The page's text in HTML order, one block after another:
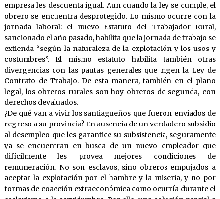
empresa les descuenta igual. Aun cuando la ley se cumple, el
obrero se encuentra desprotegido. Lo mismo ocurre con la
jornada laboral: el nuevo Estatuto del Trabajador Rural,
sancionado el año pasado, habilita que la jornada de trabajo se
extienda “según la naturaleza de la explotación y los usos y
costumbres”. El mismo estatuto habilita también otras
divergencias con las pautas generales que rigen la Ley de
Contrato de Trabajo. De esta manera, también en el plano
legal, los obreros rurales son hoy obreros de segunda, con
derechos devaluados.
¿De qué van a vivir los santiagueños que fueron enviados de
regreso a su provincia? En ausencia de un verdadero subsidio
al desempleo que les garantice su subsistencia, seguramente
ya se encuentran en busca de un nuevo empleador que
difícilmente les provea mejores condiciones de
remuneración. No son esclavos, sino obreros empujados a
aceptar la explotación por el hambre y la miseria, y no por
formas de coacción extraeconómica como ocurría durante el